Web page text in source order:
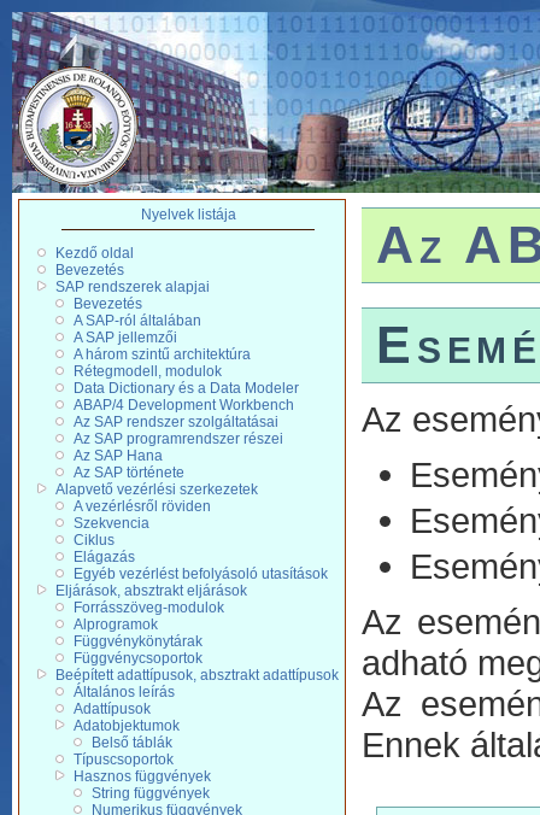
Nyelvek listája
Kezdő oldal
Bevezetés
SAP rendszerek alapjai
Bevezetés
A SAP-ról általában
A SAP jellemzői
A három szintű architektúra
Rétegmodell, modulok
Data Dictionary és a Data Modeler
ABAP/4 Development Workbench
Az SAP rendszer szolgáltatásai
Az SAP programrendszer részei
Az SAP Hana
Az SAP története
Alapvető vezérlési szerkezetek
A vezérlésről röviden
Szekvencia
Ciklus
Elágazás
Egyéb vezérlést befolyásoló utasítások
Eljárások, absztrakt eljárások
Forrásszöveg-modulok
Alprogramok
Függvénykönytárak
Függvénycsoportok
Beépített adattípusok, absztrakt adattípusok
Általános leírás
Adattípusok
Adatobjektumok
Belső táblák
Típuscsoportok
Hasznos függvények
String függvények
Numerikus függvények
Az
Az
Az
adható
Az
Ennek